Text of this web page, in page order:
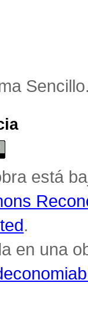
está
.
en una